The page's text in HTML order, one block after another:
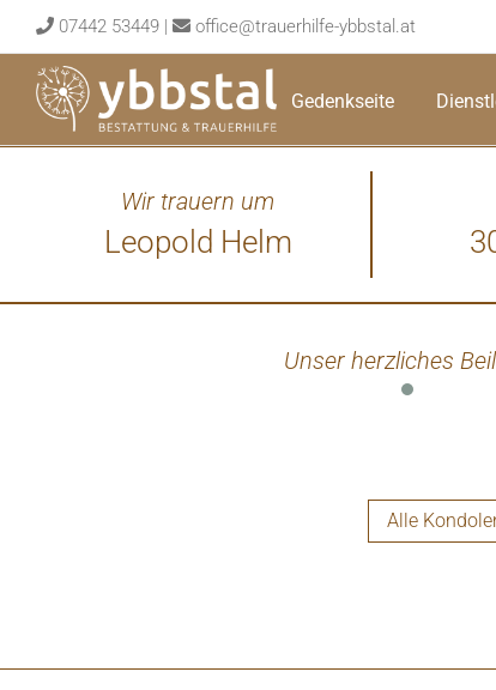
to
content
07442 53449 | office@trauerhilfe-ybbstal.at
Gedenkseite
Wir trauern um
Leopold Helm
Unser herzliches
Alle